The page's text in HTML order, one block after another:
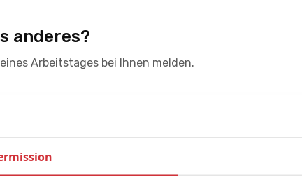
anderes?
Arbeitstages bei Ihnen melden.